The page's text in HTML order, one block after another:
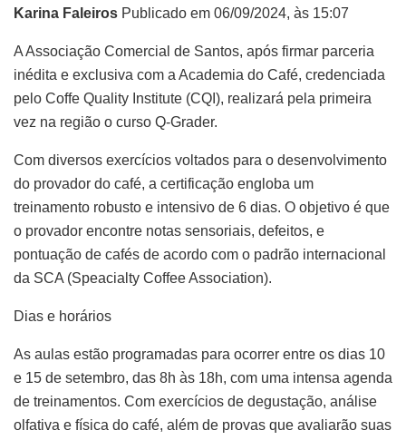
Karina Faleiros Publicado em 06/09/2024, às 15:07
A Associação Comercial de Santos, após firmar parceria
inédita e exclusiva com a Academia do Café, credenciada
pelo Coffe Quality Institute (CQI), realizará pela primeira
vez na região o curso Q-Grader.
Com diversos exercícios voltados para o desenvolvimento
do provador do café, a certificação engloba um
treinamento robusto e intensivo de 6 dias. O objetivo é que
o provador encontre notas sensoriais, defeitos, e
pontuação de cafés de acordo com o padrão internacional
da SCA (Speacialty Coffee Association).
Dias e horários
As aulas estão programadas para ocorrer entre os dias 10
e 15 de setembro, das 8h às 18h, com uma intensa agenda
de treinamentos. Com exercícios de degustação, análise
olfativa e física do café, além de provas que avaliarão suas